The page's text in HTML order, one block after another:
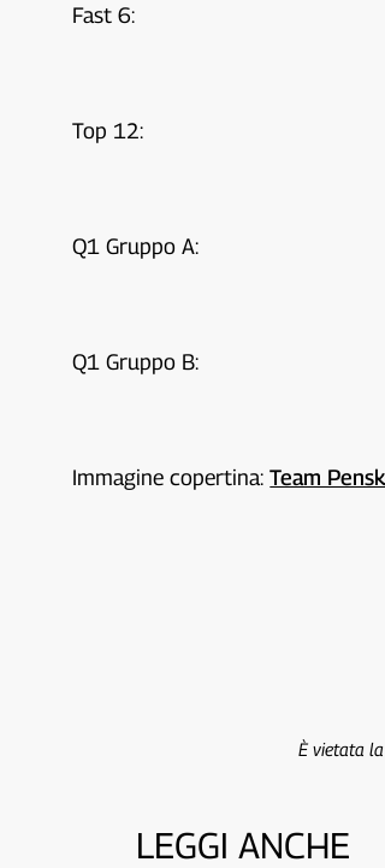
Fast 6:
Top 12:
Q1 Gruppo A:
Q1 Gruppo B:
Immagine copertina:Team
È vietata
LEGGI ANCHE